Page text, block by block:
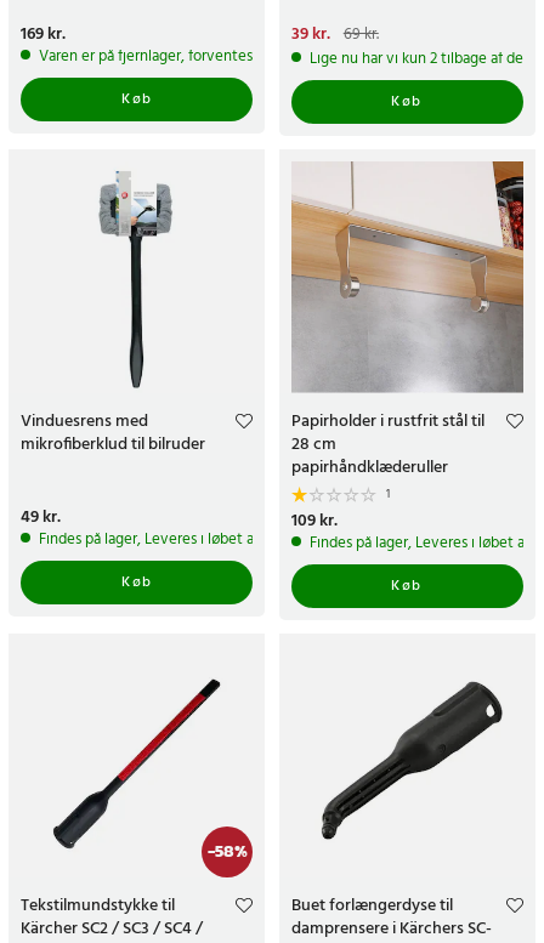
Pris:169 kr.
169 kr.
Varen er på fjernlager, forventes at blive sendt inden for 5-7 hverdage
Køb
Nuværende pris
pris:69 kr.
39 kr. 69 kr.
Lige nu har vi kun 2 tilbage af
Køb
Vinduesrens med
mikrofiberklud til bilruder
Pris:49 kr.
49 kr.
Findes på lager, Leveres i løbet af 1-2 hverdage
Køb
Papirholder i rustfrit stål til
28 cm
papirhåndklæderuller
1
Pris:109 kr.
109 kr.
Findes på lager, Leveres i løbet af
Køb
-58%
Tekstilmundstykke til
Kärcher SC2 / SC3 / SC4 /
Buet forlængerdyse til
damprensere i Kärchers SC-